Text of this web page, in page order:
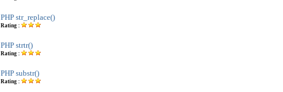
PHP str_replace()
Rating :
PHP strtr()
Rating :
PHP substr()
Rating :